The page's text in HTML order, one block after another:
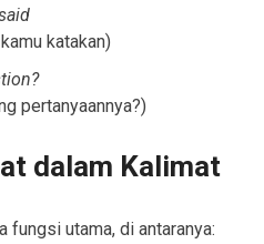
katakan)
pertanyaannya?)
dalam Kalimat
fungsi utama, di antaranya: